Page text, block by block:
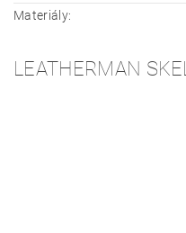
Materiály:
LEATHERMAN